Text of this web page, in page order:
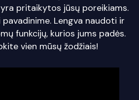
pritaikytos jūsų poreikiams.
Lengva naudoti ir
funkcijų, kurios jums padės.
vien mūsų žodžiais!